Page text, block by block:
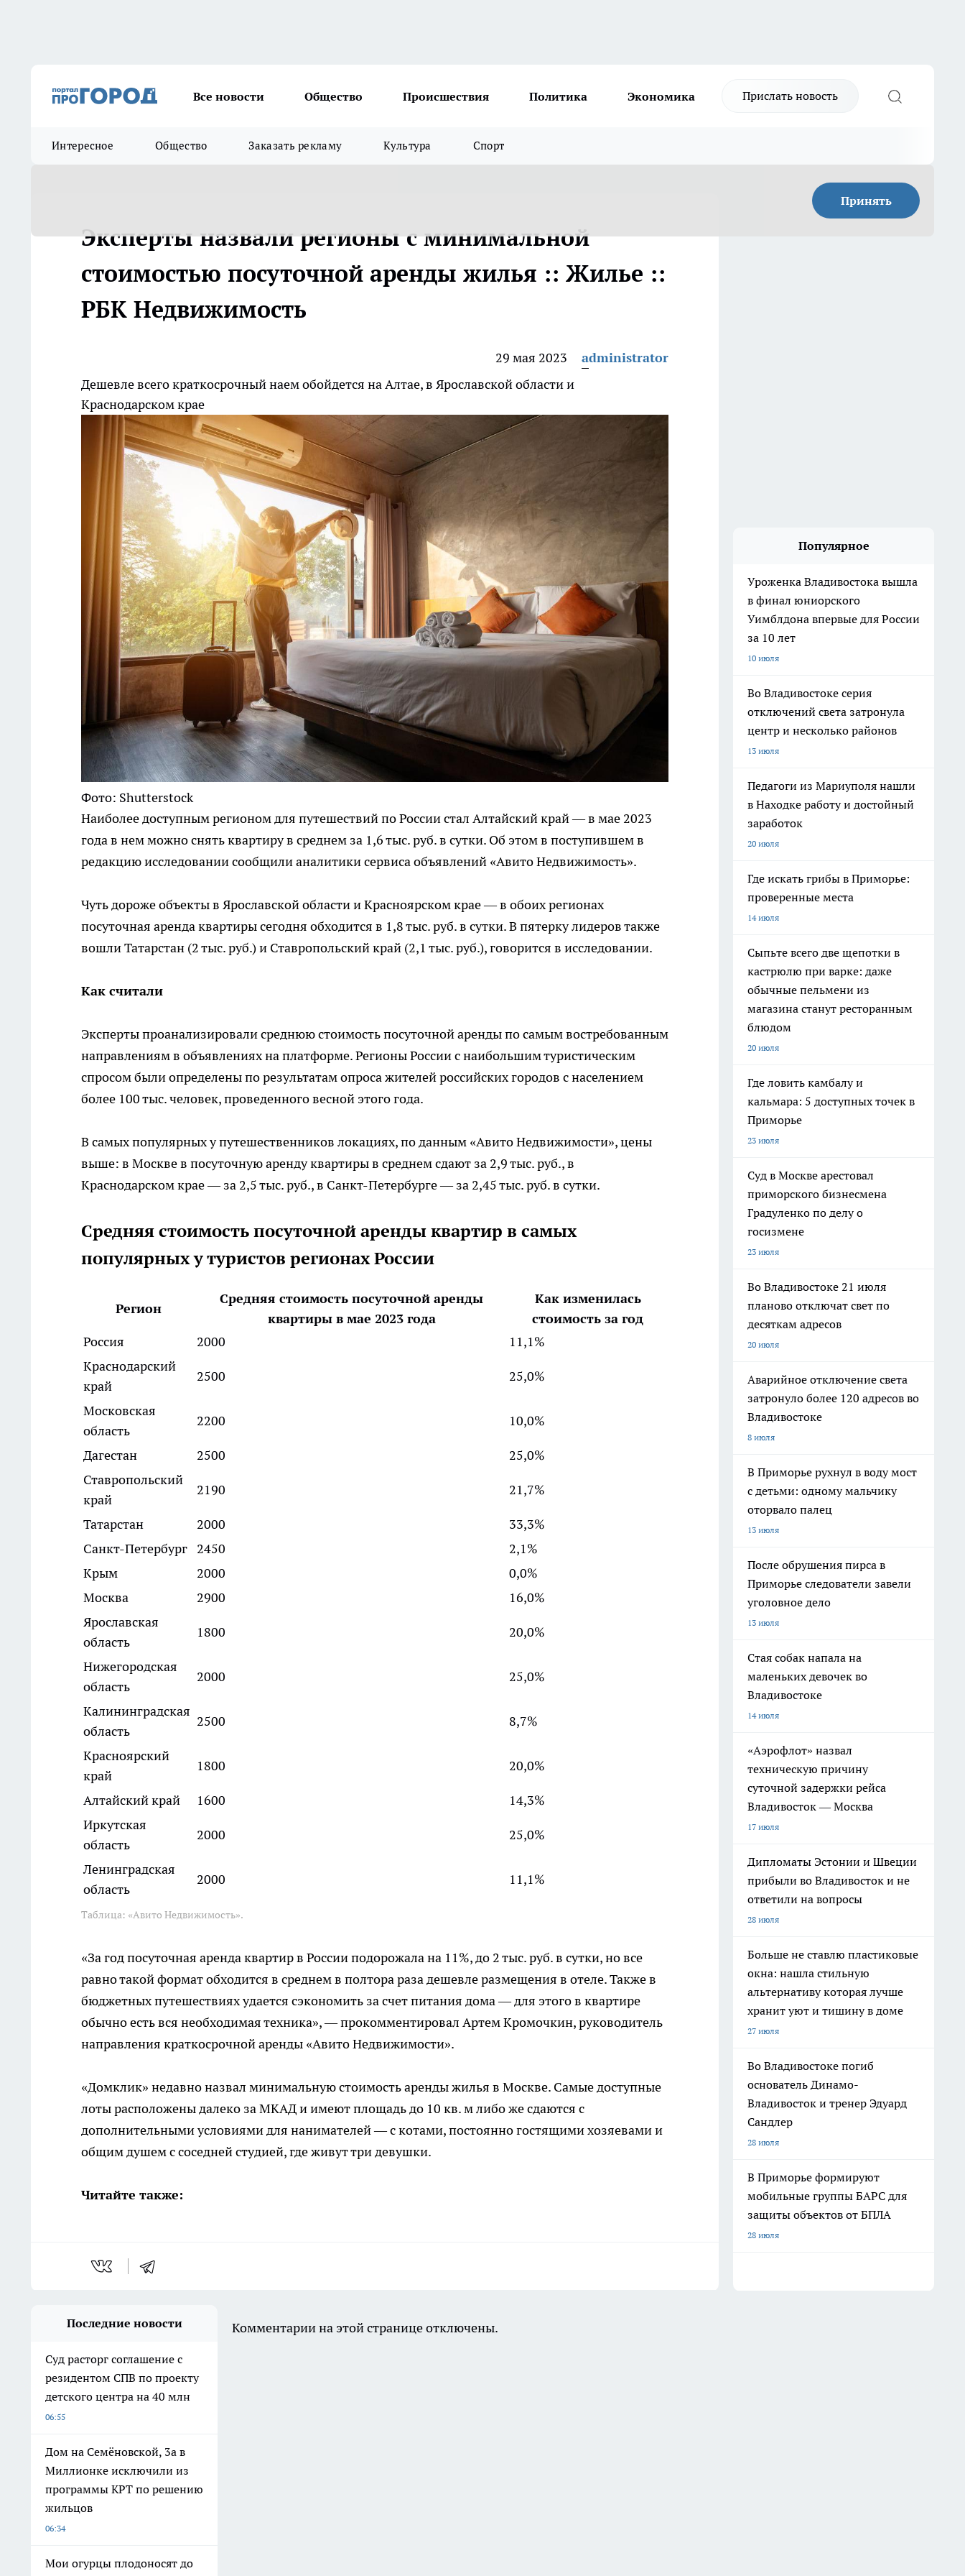
Все новости Общество Происшествия Политика Экономика Прислать новость
Интересное Общество Заказать рекламу Культура Спорт
Принять
Эксперты назвали регионы с минимальной
стоимостью посуточной аренды жилья :: Жилье ::
РБК Недвижимость
29 мая 2023
administrator
Дешевле всего краткосрочный наем обойдется на Алтае, в Ярославской области и
Краснодарском крае
Фото: Shutterstock
Наиболее доступным регионом для путешествий по России стал Алтайский край — в мае 2023
года в нем можно снять квартиру в среднем за 1,6 тыс. руб. в сутки. Об этом в поступившем в
редакцию исследовании сообщили аналитики сервиса объявлений «Авито Недвижимость».
Чуть дороже объекты в Ярославской области и Красноярском крае — в обоих регионах
посуточная аренда квартиры сегодня обходится в 1,8 тыс. руб. в сутки. В пятерку лидеров также
вошли Татарстан (2 тыс. руб.) и Ставропольский край (2,1 тыс. руб.), говорится в исследовании.
Как считали
Эксперты проанализировали среднюю стоимость посуточной аренды по самым востребованным
направлениям в объявлениях на платформе. Регионы России с наибольшим туристическим
спросом были определены по результатам опроса жителей российских городов с населением
более 100 тыс. человек, проведенного весной этого года.
В самых популярных у путешественников локациях, по данным «Авито Недвижимости», цены
выше: в Москве в посуточную аренду квартиры в среднем сдают за 2,9 тыс. руб., в
Краснодарском крае — за 2,5 тыс. руб., в Санкт-Петербурге — за 2,45 тыс. руб. в сутки.
Средняя стоимость посуточной аренды квартир в самых
популярных у туристов регионах России
Регион
Средняя стоимость посуточной аренды
квартиры в мае 2023 года
Как изменилась
стоимость за год
Россия
2000
11,1%
Краснодарский
край
2500 25,0%
Московская
область
2200 10,0%
Дагестан 2500
25,0%
Ставропольский
край
2190 21,7%
Татарстан 2000
33,3%
Санкт-Петербург
2450
2,1%
Крым
2000
0,0%
Москва
2900
16,0%
Ярославская
область
1800 20,0%
Нижегородская
область
2000 25,0%
Калининградская
область
2500 8,7%
Красноярский
край
1800 20,0%
Алтайский край 1600
14,3%
Иркутская
область
2000 25,0%
Ленинградская
область
2000 11,1%
Таблица: «Авито Недвижимость».
«За год посуточная аренда квартир в России подорожала на 11%, до 2 тыс. руб. в сутки, но все
равно такой формат обходится в среднем в полтора раза дешевле размещения в отеле. Также в
бюджетных путешествиях удается сэкономить за счет питания дома — для этого в квартире
обычно есть вся необходимая техника», — прокомментировал Артем Кромочкин, руководитель
направления краткосрочной аренды «Авито Недвижимости».
«Домклик» недавно назвал минимальную стоимость аренды жилья в Москве. Самые доступные
лоты расположены далеко за МКАД и имеют площадь до 10 кв. м либо же сдаются с
дополнительными условиями для нанимателей — с котами, постоянно гостящими хозяевами и
общим душем с соседней студией, где живут три девушки.
Читайте также:
Популярное
Уроженка Владивостока вышла
в финал юниорского
Уимблдона впервые для России
за 10 лет
10 июля
Во Владивостоке серия
отключений света затронула
центр и несколько районов
13 июля
Педагоги из Мариуполя нашли
в Находке работу и достойный
заработок
20 июля
Где искать грибы в Приморье:
проверенные места
14 июля
Сыпьте всего две щепотки в
кастрюлю при варке: даже
обычные пельмени из
магазина станут ресторанным
блюдом
20 июля
Где ловить камбалу и
кальмара: 5 доступных точек в
Приморье
23 июля
Суд в Москве арестовал
приморского бизнесмена
Градуленко по делу о
госизмене
23 июля
Во Владивостоке 21 июля
планово отключат свет по
десяткам адресов
20 июля
Аварийное отключение света
затронуло более 120 адресов во
Владивостоке
8 июля
В Приморье рухнул в воду мост
с детьми: одному мальчику
оторвало палец
13 июля
После обрушения пирса в
Приморье следователи завели
уголовное дело
13 июля
Стая собак напала на
маленьких девочек во
Владивостоке
14 июля
«Аэрофлот» назвал
техническую причину
суточной задержки рейса
Владивосток — Москва
17 июля
Дипломаты Эстонии и Швеции
прибыли во Владивосток и не
ответили на вопросы
28 июля
Больше не ставлю пластиковые
окна: нашла стильную
альтернативу которая лучше
хранит уют и тишину в доме
27 июля
Во Владивостоке погиб
основатель Динамо-
Владивосток и тренер Эдуард
Сандлер
28 июля
В Приморье формируют
мобильные группы БАРС для
защиты объектов от БПЛА
28 июля
Последние новости
Суд расторг соглашение с
резидентом СПВ по проекту
детского центра на 40 млн
06:55
Дом на Семёновской, 3а в
Миллионке исключили из
программы КРТ по решению
жильцов
06:34
Мои огурцы плодоносят до
Комментарии на этой странице отключены.